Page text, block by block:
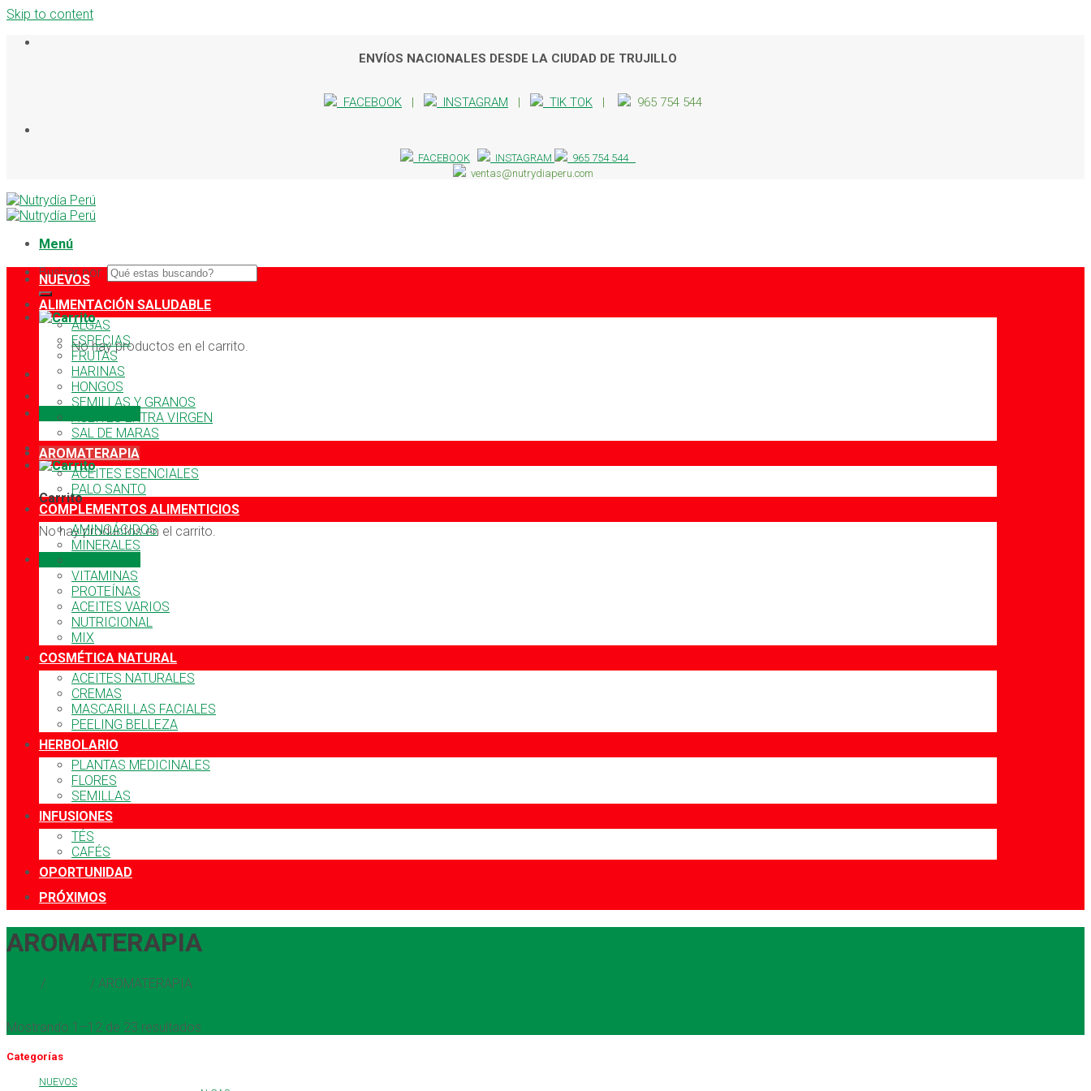
Skip to content
ENVÍOS NACIONALES DESDE LA CIUDAD DE TRUJILLO
FACEBOOK | INSTAGRAM | TIK TOK | 965 754 544
FACEBOOK INSTAGRAM
965 754 544
ventas@nutrydiaperu.com
Menú
Buscar por:
No hay productos en el carrito.
Rastrea tu pedido
Carrito
No hay productos en el carrito.
Rastrea tu pedido
NUEVOS
ALIMENTACIÓN SALUDABLE
ALGAS
ESPECIAS
FRUTAS
HARINAS
HONGOS
SEMILLAS Y GRANOS
ACEITES EXTRA VIRGEN
SAL DE MARAS
AROMATERAPIA
ACEITES ESENCIALES
PALO SANTO
COMPLEMENTOS ALIMENTICIOS
AMINOÁCIDOS
MINERALES
VITAMINAS
PROTEÍNAS
ACEITES VARIOS
NUTRICIONAL
MIX
COSMÉTICA NATURAL
ACEITES NATURALES
CREMAS
MASCARILLAS FACIALES
PEELING BELLEZA
HERBOLARIO
PLANTAS MEDICINALES
FLORES
SEMILLAS
INFUSIONES
TÉS
CAFÉS
OPORTUNIDAD
PRÓXIMOS
AROMATERAPIA
/ / AROMATERAPIA
Mostrando 1–12 de 23 resultados
Categorías
NUEVOS